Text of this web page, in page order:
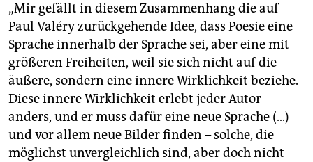
„Mir gefällt in diesem Zusammenhang die auf
Paul Valéry zurückgehende Idee, dass Poesie eine
Sprache innerhalb der Sprache sei, aber eine mit
größeren Freiheiten, weil sie sich nicht auf die
äußere, sondern eine innere Wirklichkeit beziehe.
Diese innere Wirklichkeit erlebt jeder Autor
anders, und er muss dafür eine neue Sprache (…)
und vor allem neue Bilder finden – solche, die
möglichst unvergleichlich sind, aber doch nicht